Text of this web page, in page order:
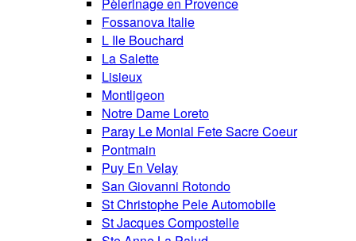
Pèlerinage en Provence
Fossanova Italie
L Ile Bouchard
La Salette
Lisieux
Montligeon
Notre Dame Loreto
Paray Le Monial Fete Sacre Coeur
Pontmain
Puy En Velay
San Giovanni Rotondo
St Christophe Pele Automobile
St Jacques Compostelle